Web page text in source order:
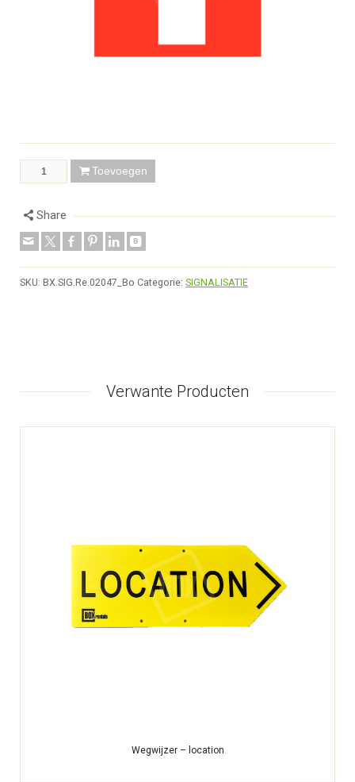
Toevoegen
Share
SKU: BX.SIG.Re.02047_Bo Categorie: SIGNALISATIE
Verwante Producten
Wegwijzer – location